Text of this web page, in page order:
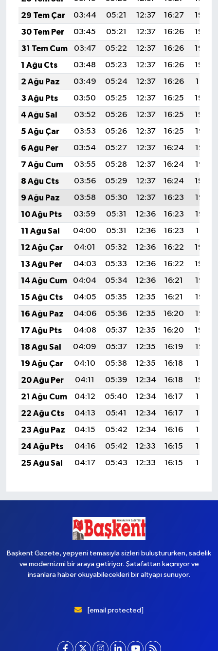
29 Tem Çar
03:44 05:21 12:37 16:27
19:44
30 Tem Per
03:45 05:21 12:37 16:26
19:43
31 Tem Cum
03:47 05:22 12:37 16:26
19:42
1 Ağu Cts
03:48 05:23 12:37 16:26
19:42
2 Ağu Paz
03:49 05:24 12:37 16:26
19:41
3 Ağu Pts
03:50 05:25 12:37 16:25
19:40
4 Ağu Sal
03:52 05:26 12:37 16:25
19:39
5 Ağu Çar
03:53 05:26 12:37 16:25
19:38
6 Ağu Per
03:54 05:27 12:37 16:24
19:37
7 Ağu Cum
03:55 05:28 12:37 16:24
19:35
8 Ağu Cts
03:56 05:29 12:37 16:24
19:34
9 Ağu Paz
03:58 05:30 12:37 16:23
19:33
10 Ağu Pts
03:59 05:31 12:36 16:23
19:32
11 Ağu Sal
04:00 05:31 12:36 16:23
19:31
12 Ağu Çar
04:01 05:32 12:36 16:22
19:30
13 Ağu Per
04:03 05:33 12:36 16:22
19:29
14 Ağu Cum
04:04 05:34 12:36 16:21
19:27
15 Ağu Cts
04:05 05:35 12:35 16:21
19:26
16 Ağu Paz
04:06 05:36 12:35 16:20
19:25
17 Ağu Pts
04:08 05:37 12:35 16:20
19:24
18 Ağu Sal
04:09 05:37 12:35 16:19
19:22
19 Ağu Çar
04:10 05:38 12:35 16:18
19:21
20 Ağu Per
04:11 05:39 12:34 16:18
19:20
21 Ağu Cum
04:12 05:40 12:34 16:17
19:18
22 Ağu Cts
04:13 05:41 12:34 16:17
19:17
23 Ağu Paz
04:15 05:42 12:34 16:16
19:16
24 Ağu Pts
04:16 05:42 12:33 16:15
19:14
25 Ağu Sal
04:17 05:43 12:33 16:15 19:13
Başkent Gazete, yepyeni temasıyla sizleri buluştururken, sadelik
ve modernizmi bir araya getiriyor. Şatafattan kaçınıyor ve
insanlara haber okuyabilecekleri bir altyapı sunuyor.
[email protected]